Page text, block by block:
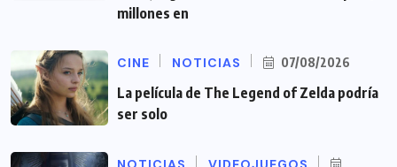
millones en
CINE NOTICIAS 07/08/2026
La película de The Legend of Zelda podría
ser solo